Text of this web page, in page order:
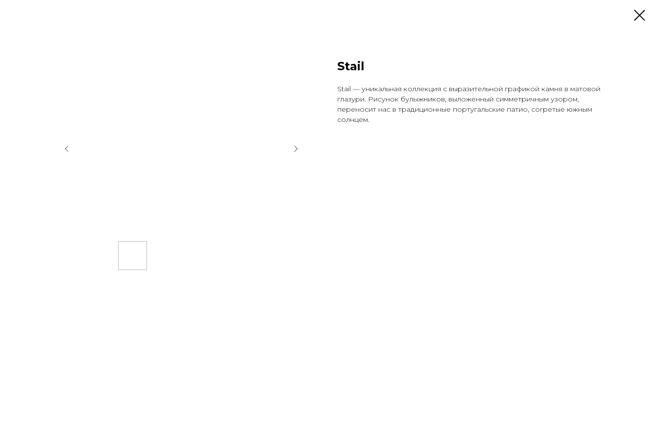
Stail
Stail — уникальная коллекция с выразительной графикой камня в матовой
глазури. Рисунок булыжников, выложенный симметричным узором,
переносит нас в традиционные португальские патио, согретые южным
солнцем.